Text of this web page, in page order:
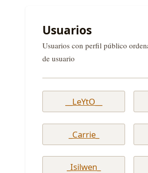
Usuarios
Usuarios con perfil público
de usuario
__LeYtO__
_Carrie_
_Isilwen_